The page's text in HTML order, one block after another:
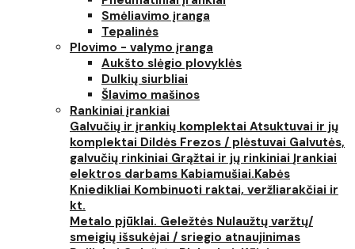
Smėliavimo įranga
Tepalinės
Plovimo - valymo įranga
Aukšto slėgio plovyklės
Dulkių siurbliai
Šlavimo mašinos
Rankiniai įrankiai
Galvučių ir įrankių komplektai Atsuktuvai ir jų
komplektai Dildės Frezos / plėstuvai Galvutės,
galvučių rinkiniai Grąžtai ir jų rinkiniai Įrankiai
elektros darbams Kabiamušiai.Kabės
Kniedikliai Kombinuoti raktai, veržliarakčiai ir
kt.
Metalo pjūklai. Geležtės Nulaužtų varžtų/
smeigių išsukėjai / sriegio atnaujinimas